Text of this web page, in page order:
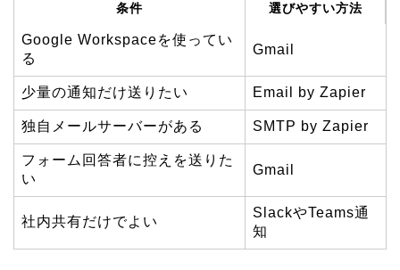
条件 選びやすい方法
Google Workspaceを使ってい
る
Gmail
少量の通知だけ送りたい Email by Zapier
独自メールサーバーがある SMTP by Zapier
フォーム回答者に控えを送りた
い
Gmail
社内共有だけでよい
SlackやTeams通
知